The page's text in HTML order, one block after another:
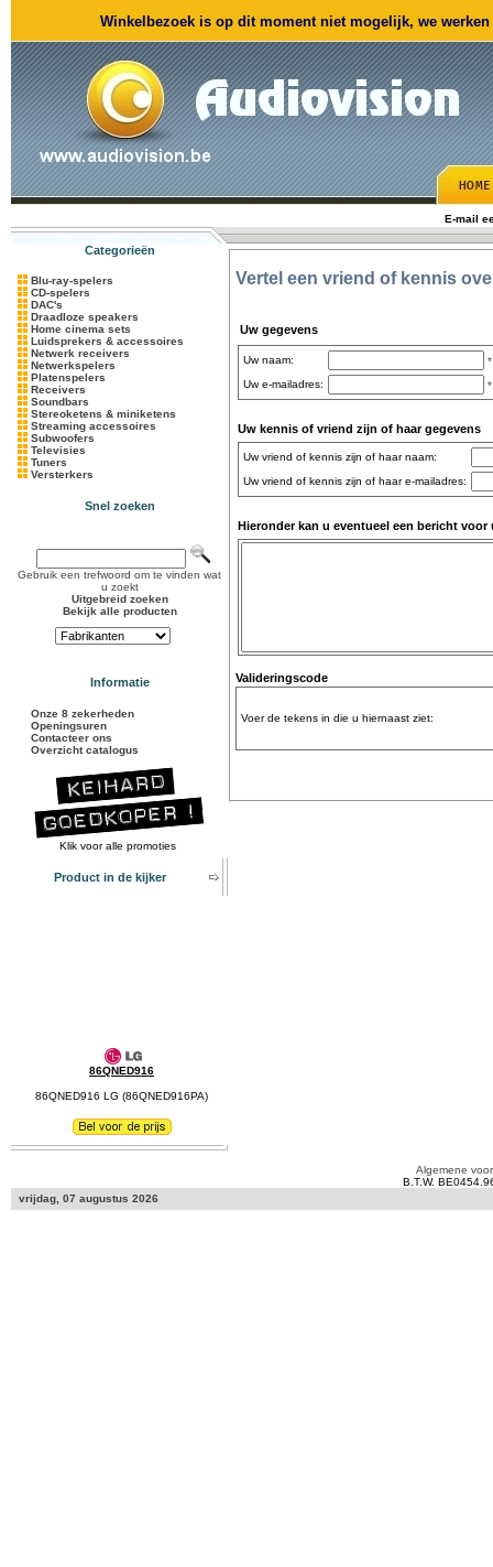
Winkelbezoek is op dit moment niet mogelijk, we
E-mail
Categorieën
Blu-ray-spelers
CD-spelers
DAC's
Draadloze speakers
Home cinema sets
Luidsprekers & accessoires
Netwerk receivers
Netwerkspelers
Platenspelers
Receivers
Soundbars
Stereoketens & miniketens
Streaming accessoires
Subwoofers
Televisies
Tuners
Versterkers
Snel zoeken
Gebruik een trefwoord om te vinden wat
u zoekt
Uitgebreid zoeken
Bekijk alle producten
Informatie
Onze 8 zekerheden
Openingsuren
Contacteer ons
Overzicht catalogus
Klik voor alle promoties
Product in de kijker
86QNED916
86QNED916 LG (86QNED916PA)
Vertel een vriend of kennis
Uw gegevens
Uw naam:
*
Uw e-mailadres:
*
Uw kennis of vriend zijn of haar gegevens
Uw vriend of kennis zijn of haar naam:
Uw vriend of kennis zijn of haar e-mailadres:
Hieronder kan u eventueel een bericht
Valideringscode
Voer de tekens in die u hiernaast ziet:
Algemene
B.T.W.
vrijdag, 07 augustus 2026